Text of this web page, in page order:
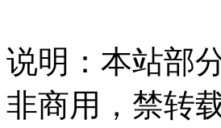
说明：本站部
非商用，禁转